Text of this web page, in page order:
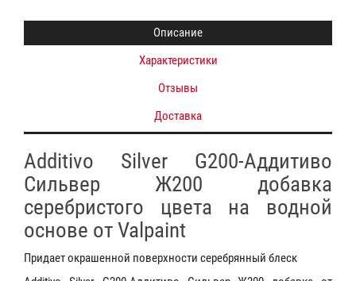
Описание
Характеристики
Отзывы
Доставка
Additivo Silver G200-Аддитиво
Сильвер Ж200 добавка
серебристого цвета на водной
основе от Valpaint
Придает окрашенной поверхности серебрянный блеск